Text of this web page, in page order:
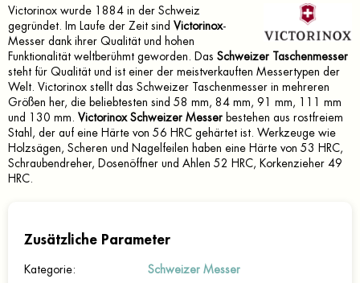
Victorinox wurde 1884 in der Schweiz
gegründet. Im Laufe der Zeit sind Victorinox-
Messer dank ihrer Qualität und hohen
Funktionalität weltberühmt geworden. Das Schweizer Taschenmesser
steht für Qualität und ist einer der meistverkauften Messertypen der
Welt. Victorinox stellt das Schweizer Taschenmesser in mehreren
Größen her, die beliebtesten sind 58 mm, 84 mm, 91 mm, 111 mm
und 130 mm. Victorinox Schweizer Messer bestehen aus rostfreiem
Stahl, der auf eine Härte von 56 HRC gehärtet ist. Werkzeuge wie
Holzsägen, Scheren und Nagelfeilen haben eine Härte von 53 HRC,
Schraubendreher, Dosenöffner und Ahlen 52 HRC, Korkenzieher 49
HRC.
Zusätzliche Parameter
Kategorie:
Schweizer Messer